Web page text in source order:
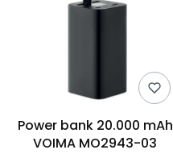
Power bank 20.000 mAh
VOIMA MO2943-03